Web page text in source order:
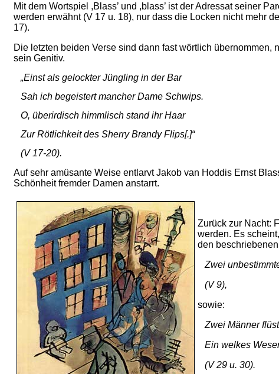
Mit dem Wortspiel ,Blass’ und ,blass’ ist der Adressat seiner
werden erwähnt (V 17 u. 18), nur dass die Locken nicht mehr
17).
Die letzten beiden Verse sind dann fast wörtlich übernommen,
sein Genitiv.
„Einst als gelockter Jüngling in der Bar
Sah ich begeistert mancher Dame Schwips.
O, überirdisch himmlisch stand ihr Haar
Zur Rötlichkeit des Sherry Brandy Flips[.]“
(V 17-20).
Auf sehr amüsante Weise entlarvt Jakob van Hoddis Ernst
Schönheit fremder Damen anstarrt.
Zurück zur Nacht:
werden. Es
den
Zwei
(V 9),
sowie:
Zwei Männer
Ein welkes
(V 29 u. 30).